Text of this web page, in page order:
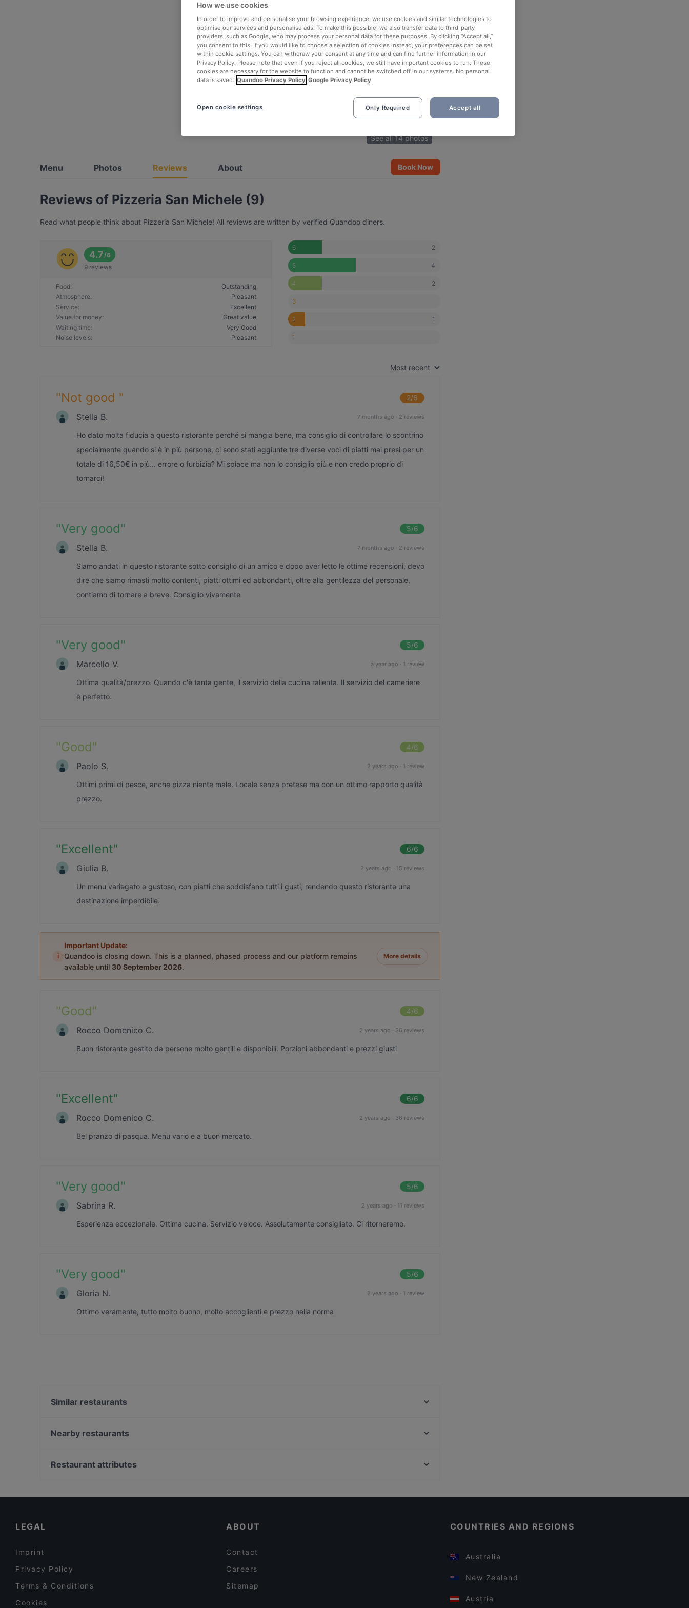
See all 14 photos
Menu Photos Reviews About Book Now
Reviews of Pizzeria San Michele (9)
Read what people think about Pizzeria San Michele! All reviews are written by verified Quandoo diners.
4.7/6
9 reviews
Food:
Outstanding
Atmosphere:
Pleasant
Service:
Excellent
Value for money:
Great value
Waiting time:
Very Good
Noise levels: Pleasant
6 2
5 4
4 2
3
2 1
1
Most recent
"Not good " 2/6
Stella B. 7 months ago · 2 reviews
Ho dato molta fiducia a questo ristorante perché si mangia bene, ma consiglio di controllare lo scontrino
specialmente quando si è in più persone, ci sono stati aggiunte tre diverse voci di piatti mai presi per un
totale di 16,50€ in più... errore o furbizia? Mi spiace ma non lo consiglio più e non credo proprio di
tornarci!
"Very good" 5/6
Stella B. 7 months ago · 2 reviews
Siamo andati in questo ristorante sotto consiglio di un amico e dopo aver letto le ottime recensioni, devo
dire che siamo rimasti molto contenti, piatti ottimi ed abbondanti, oltre alla gentilezza del personale,
contiamo di tornare a breve. Consiglio vivamente
"Very good" 5/6
Marcello V. a year ago · 1 review
Ottima qualità/prezzo. Quando c'è tanta gente, il servizio della cucina rallenta. Il servizio del cameriere
è perfetto.
"Good" 4/6
Paolo S. 2 years ago · 1 review
Ottimi primi di pesce, anche pizza niente male. Locale senza pretese ma con un ottimo rapporto qualità
prezzo.
"Excellent" 6/6
Giulia B. 2 years ago · 15 reviews
Un menu variegato e gustoso, con piatti che soddisfano tutti i gusti, rendendo questo ristorante una
destinazione imperdibile.
i
Important Update:
Quandoo is closing down. This is a planned, phased process and our platform remains
available until 30 September 2026.
More details
"Good" 4/6
Rocco Domenico C. 2 years ago · 36 reviews
Buon ristorante gestito da persone molto gentili e disponibili. Porzioni abbondanti e prezzi giusti
"Excellent" 6/6
Rocco Domenico C. 2 years ago · 36 reviews
Bel pranzo di pasqua. Menu vario e a buon mercato.
"Very good" 5/6
Sabrina R. 2 years ago · 11 reviews
Esperienza eccezionale. Ottima cucina. Servizio veloce. Assolutamente consigliato. Ci ritorneremo.
"Very good" 5/6
Gloria N. 2 years ago · 1 review
Ottimo veramente, tutto molto buono, molto accoglienti e prezzo nella norma
Similar restaurants
La Carbonaia 90
Nearby restaurants
L'Angolo Nascosto
Restaurant attributes
LEGAL
Imprint
Privacy Policy
Terms & Conditions
Cookies
ABOUT
Contact
Careers
Sitemap
COUNTRIES AND REGIONS
Australia
New Zealand
Austria
How we use cookies
In order to improve and personalise your browsing experience, we use cookies and similar technologies to
optimise our services and personalise ads. To make this possible, we also transfer data to third-party
providers, such as Google, who may process your personal data for these purposes. By clicking “Accept all,”
you consent to this. If you would like to choose a selection of cookies instead, your preferences can be set
within cookie settings. You can withdraw your consent at any time and can find further information in our
Privacy Policy. Please note that even if you reject all cookies, we still have important cookies to run. These
cookies are necessary for the website to function and cannot be switched off in our systems. No personal
data is saved. Quandoo Privacy Policy Google Privacy Policy
Only Required Accept all
Open cookie settings